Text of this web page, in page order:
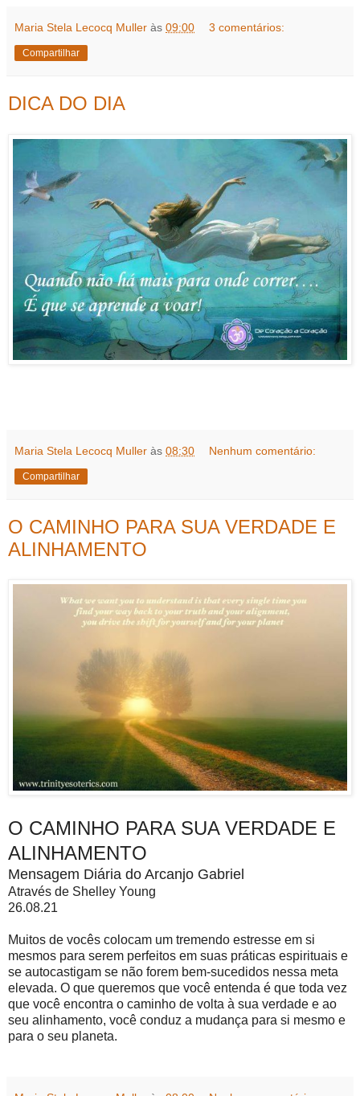
Maria Stela Lecocq Muller às 09:00 3 comentários:
Compartilhar
DICA DO DIA
Maria Stela Lecocq Muller às 08:30 Nenhum comentário:
Compartilhar
O CAMINHO PARA SUA VERDADE E
ALINHAMENTO
O CAMINHO PARA SUA VERDADE E
ALINHAMENTO
Mensagem Diária do Arcanjo Gabriel
Através de Shelley Young
26.08.21
Muitos de vocês colocam um tremendo estresse em si
mesmos para serem perfeitos em suas práticas espirituais e
se autocastigam se não forem bem-sucedidos nessa meta
elevada. O que queremos que você entenda é que toda vez
que você encontra o caminho de volta à sua verdade e ao
seu alinhamento, você conduz a mudança para si mesmo e
para o seu planeta.